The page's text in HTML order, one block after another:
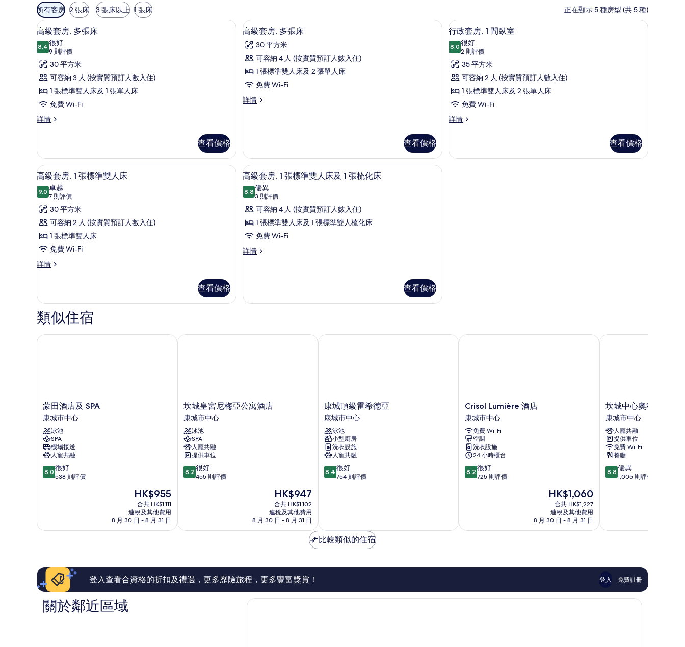
可
用
嘅
客
房
篩
選
件
所有客房 2 張床 3 張床以上 1 張床 正在顯示 5 種房型 (共 5 種)
載
入
所
有
高
級
套
房,
床
的
相
片
高級寢具、迷你吧、房內夾萬、書桌
6
高級套房, 多張床
8.48.4 分，滿分 10 分
很好
9 則評價
(9
則
評
價)
30 平方米
可容納 3 人 (按實質預訂人數入住)
1 張標準雙人床及 1 張單人床
免費 Wi-Fi
詳情
高
多
張
床
情
查看價格
載
入
所
有
高
套
床
的
相
片
高級寢具、迷你吧、房內夾萬、書桌
6
高級套房, 多張床
30 平方米
可容納 4 人 (按實質預訂人數入住)
1 張標準雙人床及 2 張單人床
免費 Wi-Fi
詳情
高
床
詳
情
查看價格
載
入
所
有
行
政
套
房,
臥
行政套房, 1 間臥室 | 高級寢具、迷你吧、房內
6
行政套房, 1 間臥室
8.08.0 分，滿分 10 分
很好
2 則評價
(2
則
評
價)
35 平方米
可容納 2 人 (按實質預訂人數入住)
1 張標準雙人床及 2 張單人床
免費 Wi-Fi
詳情
行
1
查看價格
載
入
所
有
高
級
套
房,
標
準
雙
人
高級寢具、迷你吧、房內夾萬、書桌
6
高級套房, 1 張標準雙人床
9.09.0 分，滿分 10 分
卓越
7 則評價
(7
則
評
價)
30 平方米
可容納 2 人 (按實質預訂人數入住)
1 張標準雙人床
免費 Wi-Fi
詳情
高
1
張
標
準
雙
查看價格
載
入
所
有
高
級
套
標
梳
高級寢具、迷你吧、房內夾萬、書桌
5
高級套房, 1 張標準雙人床及 1 張梳化床
8.88.8 分，滿分 10 分
優異
3 則評價
(3
則
評
價)
可容納 4 人 (按實質預訂人數入住)
1 張標準雙人床及 1 張標準雙人梳化床
免費 Wi-Fi
詳情
高
張
標
人
詳
查看價格
類似住宿
蒙
田
酒
店
及
SPA
康
城
市
蒙田酒店及 SPA
康城市中心
泳池
SPA
機場接送
人寵共融
8.0
分
很
評
篇
價
8.0 很好
538 則評價
現
售
HK$955
HK$955
合共 HK$1,111
連稅及其他費用
8 月 30 日 - 8 月 31 日
蒙田酒店及 SPA
坎
城
皇
宮
尼
梅
亞
公
寓
中
坎城皇宮尼梅亞公寓酒店
康城市中心
泳池
SPA
人寵共融
提供車位
8.2
分
很
評
價
8.2 很好
455 則評價
現
售
HK$947
HK$947
合共 HK$1,102
連稅及其他費用
8 月 30 日 - 8 月 31 日
坎城皇宮尼梅亞公寓酒店
康
城
頂
級
雷
希
德
亞
康
康城頂級雷希德亞
康城市中心
泳池
小型廚房
洗衣設施
人寵共融
8.4
分
很
好，
754
評
評
8.4 很好
754 則評價
康城頂級雷希德亞
Crisol
Lumière
酒
店
康
城
市
中
心
Crisol Lumière 酒店
康城市中心
免費 Wi-Fi
空調
洗衣設施
24 小時櫃台
8.2
分
很
評
評
8.2 很好
725 則評價
現
HK$1,060
HK$1,060
合共 HK$1,227
連稅及其他費用
8 月 30 日 - 8 月 31 日
Crisol Lumière 酒店
坎
城
中
心
奧
科
酒
店
康
坎城中心奧科酒店
康城市中心
人寵共融
提供車位
免費 Wi-Fi
餐廳
8.8
分
優
評
價
評
8.8 優異
1,005 則評價
坎城中心奧科酒店
比較類似的住宿
登入查看合資格的折扣及禮遇，更多歷險旅程，更多豐富獎賞！ 登入 免費註冊
關於鄰近區域